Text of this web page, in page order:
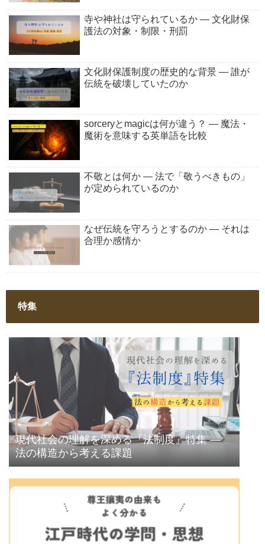
寺や神社は守られているか ― 文化財保
護法の対象・制限・刑罰
文化財保護制度の歴史的な背景 ― 誰が
伝統を破壊していたのか
sorceryとmagicは何が違う？ ― 魔法・
魔術を意味する英単語を比較
不敬とは何か ― 法で「敬うべきもの」
が定められているのか
なぜ伝統を守ろうとするのか ― それは
合理か感情か
特集
現代社会の理解を深める『法制度』特集 ―
法の構造から考える課題